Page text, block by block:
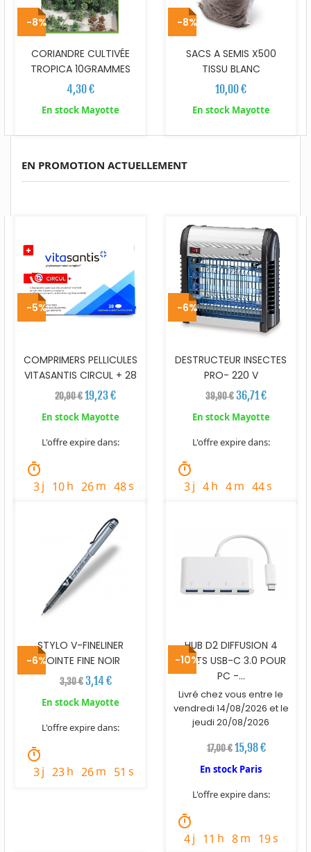
CORIANDRE CULTIVÉE
TROPICA 10GRAMMES
4,30 €
En stock Mayotte
SACS A SEMIS X500
TISSU BLANC
10,00 €
En stock Mayotte
EN PROMOTION ACTUELLEMENT
-8%
COMPRIMERS PELLICULES
VITASANTIS CIRCUL + 28
20,90 €19,23 €
En stock Mayotte
L'offre expire dans:
timer
3j 10h 26m 46s
-8%
DESTRUCTEUR INSECTES
PRO- 220 V
39,90 €36,71 €
En stock Mayotte
L'offre expire dans:
timer
3j 4h 4m 42s
-5%
STYLO V-FINELINER
POINTE FINE NOIR
3,30 € 3,14 €
En stock Mayotte
L'offre expire dans:
timer
3j 23h 26m 49 s
-6%
HUB D2 DIFFUSION 4
PORTS USB-C 3.0 POUR
PC -...
Livré chez vous entre le
vendredi 14/08/2026 et le
jeudi 20/08/2026
17,00 € 15,98 €
En stock Paris
L'offre expire dans:
timer
4j 11 h 8m 17s
-6% -10%